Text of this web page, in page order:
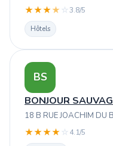
★★★★ ☆3.8/5
Hôtels
BS
BONJOUR
18 B RUE JOACHIM DU
★★★★ ☆ 4.1/5